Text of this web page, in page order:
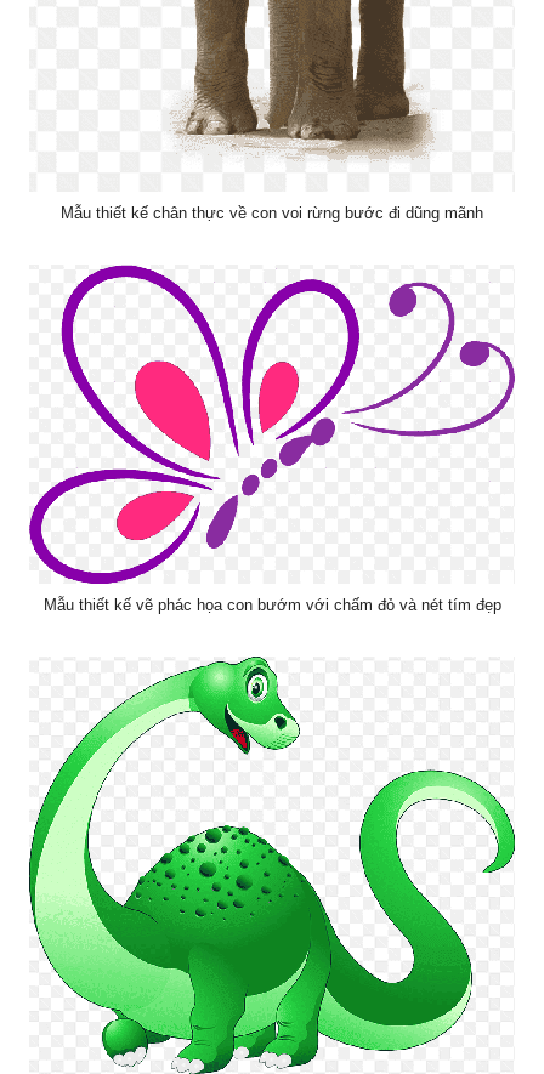
Mẫu thiết kế chân thực về con voi rừng bước đi dũng mãnh
Mẫu thiết kế vẽ phác họa con bướm với chấm đỏ và nét tím đẹp